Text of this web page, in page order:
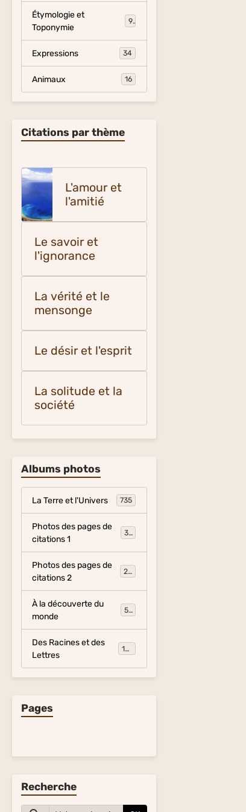
Étymologie et
Toponymie
9
Expressions 34
Animaux 16
Citations par thème
L'amour et
l'amitié
Le savoir et
l'ignorance
La vérité et le
mensonge
Le désir et l'esprit
La solitude et la
société
Albums photos
La Terre et l'Univers 735
Photos des pages de
citations 1
317
Photos des pages de
citations 2
281
À la découverte du
monde
54
Des Racines et des
Lettres
134
Pages
Recherche